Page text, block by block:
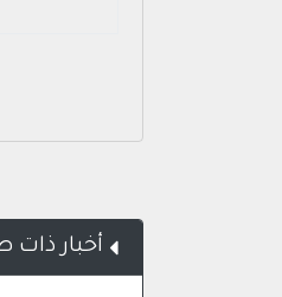
أخبار ذات